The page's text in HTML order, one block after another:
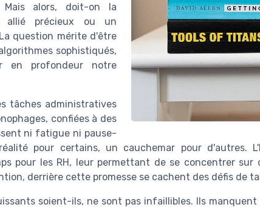
Mais alors, doit-on la
allié précieux ou un
question mérite d'être
sophistiqués,
en profondeur notre
tâches administratives
confiées à des
ni fatigue ni pause-
pour certains, un cauchemar pour d'autres.
pour les RH, leur permettant de se concentrer
derrière cette promesse se cachent des défis de
soient-ils, ne sont pas infaillibles. Ils